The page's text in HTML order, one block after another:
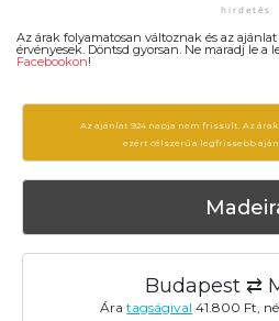
Az árak folyamatosan változnak és az
érvényesek. Döntsd gyorsan. Ne maradj le a
Facebookon!
Az ajánlat 924 napja nem frissült. Az
ezért célszerű a legfrissebb
Budapest ⇄
Áratagságival 41.800 Ft,